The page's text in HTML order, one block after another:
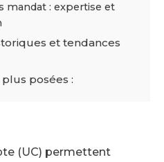
mandat : expertise et
et tendances
posées :
(UC) permettent